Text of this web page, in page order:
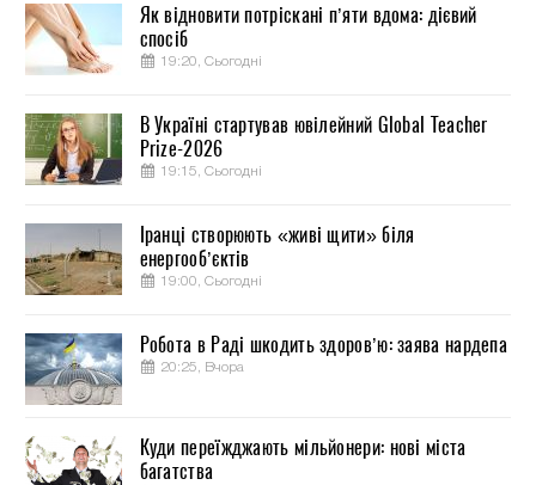
Як відновити потріскані п’яти вдома: дієвий
спосіб
19:20, Сьогодні
В Україні стартував ювілейний Global Teacher
Prize-2026
19:15, Сьогодні
Іранці створюють «живі щити» біля
енергооб’єктів
19:00, Сьогодні
Робота в Раді шкодить здоров’ю: заява нардепа
20:25, Вчора
Куди переїжджають мільйонери: нові міста
багатства